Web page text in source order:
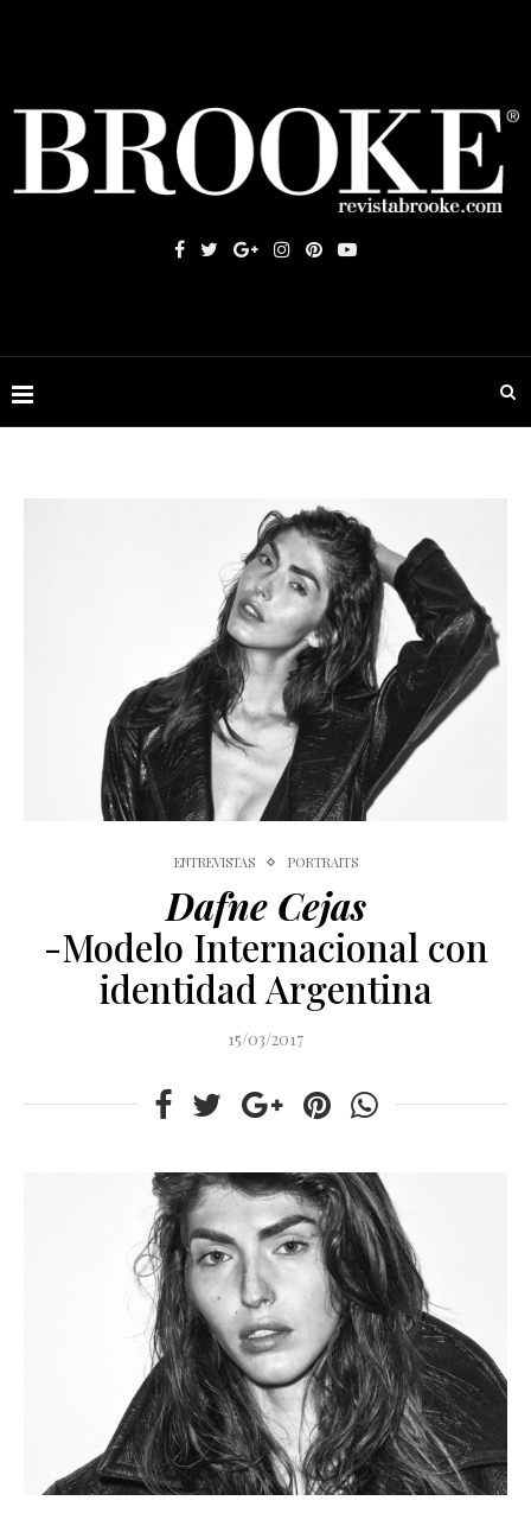
ENTREVISTAS PORTRAITS
Dafne Cejas
-Modelo Internacional con
identidad Argentina
15/03/2017